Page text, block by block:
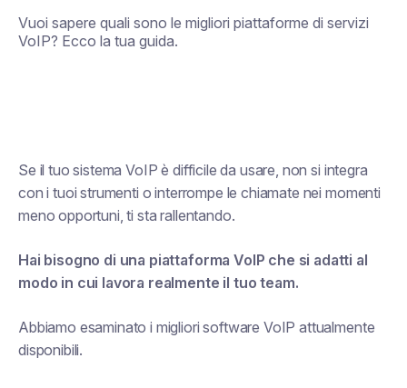
Vuoi sapere quali sono le migliori piattaforme di servizi
VoIP? Ecco la tua guida.
Se il tuo sistema VoIP è difficile da usare, non si integra
con i tuoi strumenti o interrompe le chiamate nei momenti
meno opportuni, ti sta rallentando.
Hai bisogno di una piattaforma VoIP che si adatti al
modo in cui lavora realmente il tuo team.
Abbiamo esaminato i migliori software VoIP attualmente
disponibili.